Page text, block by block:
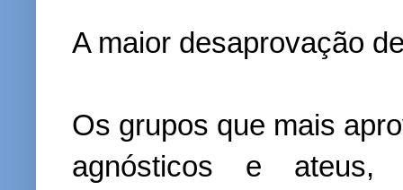
A maior desaprovação
Os grupos que mais
agnósticos e ateus,